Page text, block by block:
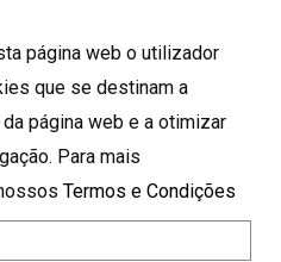
página web o utilizador
que se destinam a
página web e a otimizar
Para mais
Termos e Condições
reservados.